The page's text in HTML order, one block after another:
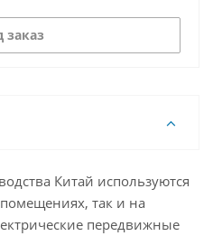
заказ
Китай используются
так и на
передвижные